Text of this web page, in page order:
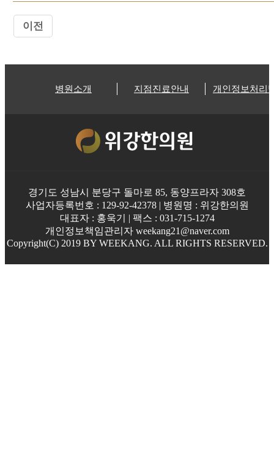
이전
병원소개 지점진료안내 개인정보처리
경기도 성남시 분당구 돌마로 85, 동양프라자 308호
사업자등록번호 : 129-92-42378 | 병원명 : 위강한의원
대표자 : 홍욱기 | 팩스 : 031-715-1274
개인정보책임관리자 weekang21@naver.com
Copyright(C) 2019 BY WEEKANG. ALL RIGHTS RESERVED.